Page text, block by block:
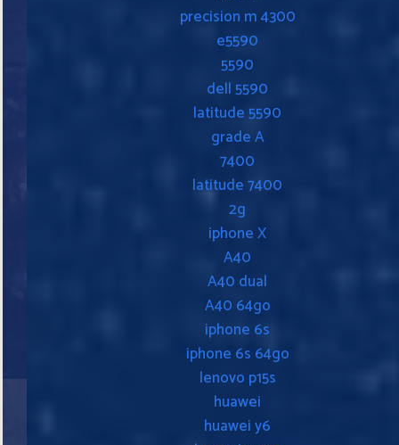
precision m 4300
e5590
5590
dell 5590
latitude 5590
grade A
7400
latitude 7400
2g
iphone X
A40
A40 dual
A40 64go
iphone 6s
iphone 6s 64go
lenovo p15s
huawei
huawei y6